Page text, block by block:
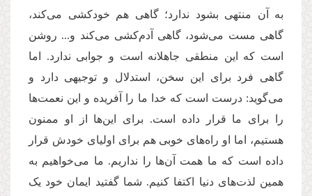
به آن منتهی بشود ندارد؛ گاهی هم خودکشی می‌کند،
گاهی مست می‌شود، گاهی آدم‌کشی می‌کند و... روشن
است که این منطقی جاهلانه‌ است و جوابی ندارد. اما
گاهی فرد برای این سخن، استدلال و توجیهی دارد و
می‌گوید: درست است که خدا ما را آفریده و این نعمت‌ها
را برای ما قرار داده است. برای این‌ها از او ممنون
هستیم، اما او راه‌های خوبی هم برای اولیای خودش قرار
داده است که ما همت آن‌ها را نداریم. ما می‌خواهیم به
همین لذت‌های دنیا اکتفا کنیم. شما گفتید ایمان خود یک